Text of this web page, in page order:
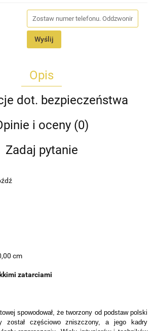
Wyślij
Opis
dot. bezpieczeństwa
i oceny (0)
Zadaj pytanie
cm
zatarciami
spowodował, że tworzony od podstaw polski
został częściowo zniszczony, a jego kadry